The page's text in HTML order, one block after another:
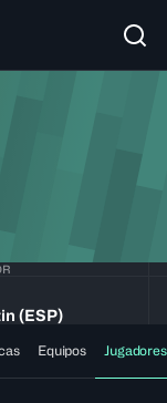
(ESP)
Equipos Jugadores